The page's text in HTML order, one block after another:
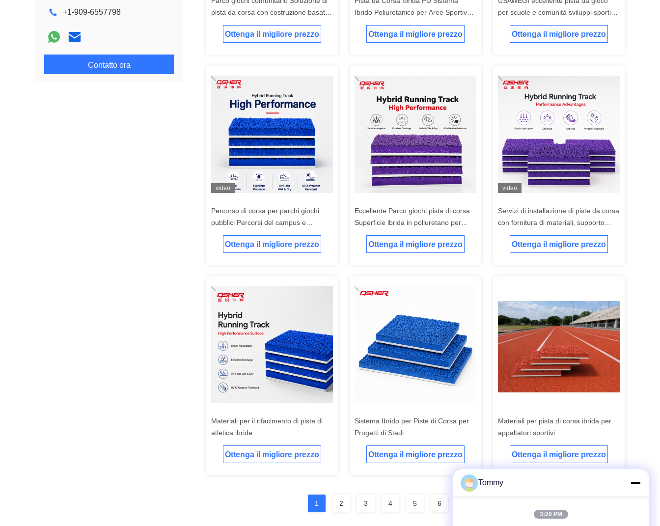
+1-909-6557798
Contatto ora
pista da corsa con costruzione basata
su progetti per progetti sportivi
governativi Parchi di quartiere e centri
Ottenga il migliore prezzo
Ibrido Poliuretanico per Aree Sportive
Scolastiche, Educazione Fisica e
Progetti Sportivi Educativi
Ottenga il migliore prezzo
per scuole e comunità sviluppi sportivi
con guida tecnica produttore
personalizzato fornitore
Ottenga il migliore prezzo
video
Percorso di corsa per parchi giochi
pubblici Percorsi del campus e
costruzione di strutture sportive
personalizzate Produttore
Ottenga il migliore prezzo
Eccellente Parco giochi pista di corsa
Superficie ibrida in poliuretano per
scuole aree sportive comunitarie e
progetti di strutture atletiche
Ottenga il migliore prezzo
video
Servizi di installazione di piste da corsa
con fornitura di materiali, supporto
attrezzature e guida tecnica in cantiere
Ottenga il migliore prezzo
Materiali per il rifacimento di piste di
atletica ibride
Ottenga il migliore prezzo
Sistema Ibrido per Piste di Corsa per
Progetti di Stadi
Ottenga il migliore prezzo
Materiali per pista di corsa ibrida per
appaltatori sportivi
Ottenga il migliore prezzo
1 2 3 4 5 6
Tommy
3:20 PM